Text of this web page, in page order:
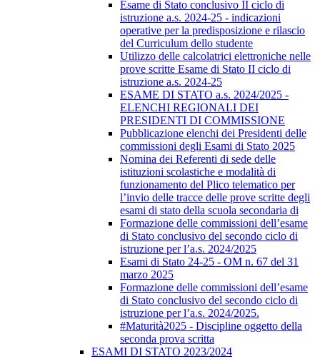
Esame di Stato conclusivo II ciclo di
istruzione a.s. 2024-25 - indicazioni
operative per la predisposizione e rilascio
del Curriculum dello studente
Utilizzo delle calcolatrici elettroniche nelle
prove scritte Esame di Stato II ciclo di
istruzione a.s. 2024-25
ESAME DI STATO a.s. 2024/2025 -
ELENCHI REGIONALI DEI
PRESIDENTI DI COMMISSIONE
Pubblicazione elenchi dei Presidenti delle
commissioni degli Esami di Stato 2025
Nomina dei Referenti di sede delle
istituzioni scolastiche e modalità di
funzionamento del Plico telematico per
l’invio delle tracce delle prove scritte degli
esami di stato della scuola secondaria di
Formazione delle commissioni dell’esame
di Stato conclusivo del secondo ciclo di
istruzione per l’a.s. 2024/2025
Esami di Stato 24-25 - OM n. 67 del 31
marzo 2025
Formazione delle commissioni dell’esame
di Stato conclusivo del secondo ciclo di
istruzione per l’a.s. 2024/2025.
#Maturità2025 - Discipline oggetto della
seconda prova scritta
ESAMI DI STATO 2023/2024